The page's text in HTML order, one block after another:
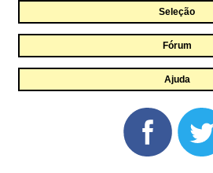
Seleção
Fórum
Ajuda